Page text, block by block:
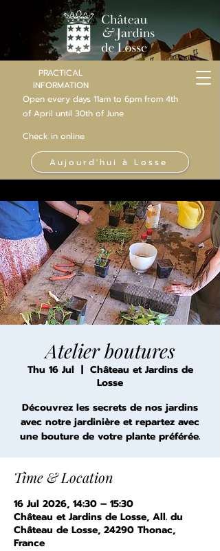
PRACTICAL
INFORMATION
Open every days 11am to 6pm from 4th
of April until 30th of June
Check in online
Aujourd'hui à Losse
Atelier boutures
Thu 16 Jul
  |
Château et Jardins de
Losse
Découvrez les secrets de nos jardins
avec notre jardinière et repartez avec
une bouture de votre plante préférée.
Time & Location
16 Jul 2026, 14:30 – 15:30
Château et Jardins de Losse, All. du
Château de Losse, 24290 Thonac,
France